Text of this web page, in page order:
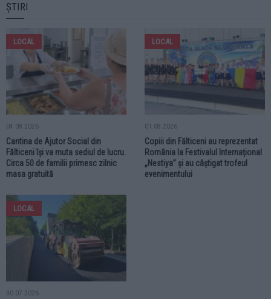
ȘTIRI
LOCAL
04.08.2026
Cantina de Ajutor Social din
Fălticeni își va muta sediul de lucru.
Circa 50 de familii primesc zilnic
masa gratuită
LOCAL
01.08.2026
Copiii din Fălticeni au reprezentat
România la Festivalul Internațional
„Nestiya” și au câștigat trofeul
evenimentului
LOCAL
30.07.2026